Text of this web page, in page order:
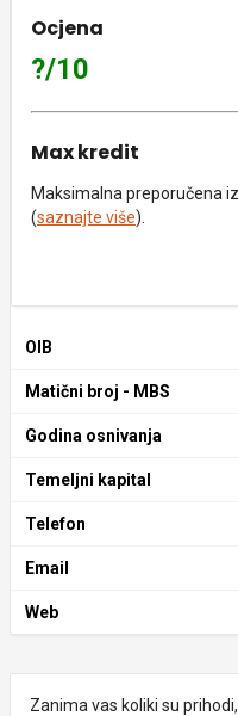
Ocjena
?/10
Max kredit
Maksimalna preporučena
(saznajte više).
OIB
Matični broj - MBS
Godina osnivanja
Temeljni kapital
Telefon
Email
Web
Zanima vas koliki su